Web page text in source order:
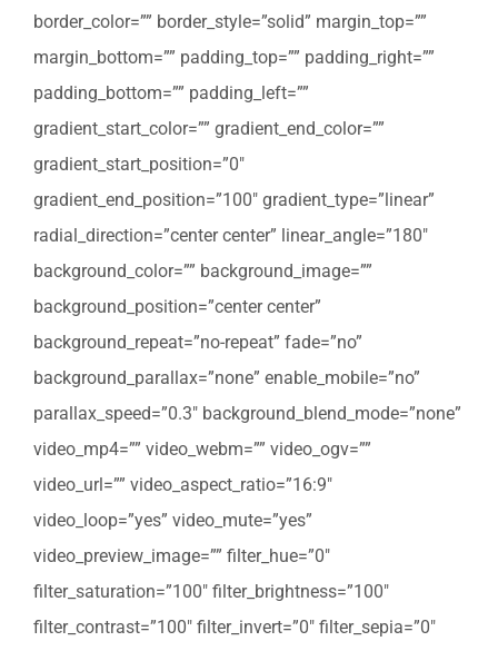
border_color=”” border_style=”solid” margin_top=””
margin_bottom=”” padding_top=”” padding_right=””
padding_bottom=”” padding_left=””
gradient_start_color=”” gradient_end_color=””
gradient_start_position=”0″
gradient_end_position=”100″ gradient_type=”linear”
radial_direction=”center center” linear_angle=”180″
background_color=”” background_image=””
background_position=”center center”
background_repeat=”no-repeat” fade=”no”
background_parallax=”none” enable_mobile=”no”
parallax_speed=”0.3″ background_blend_mode=”none”
video_mp4=”” video_webm=”” video_ogv=””
video_url=”” video_aspect_ratio=”16:9″
video_loop=”yes” video_mute=”yes”
video_preview_image=”” filter_hue=”0″
filter_saturation=”100″ filter_brightness=”100″
filter_contrast=”100″ filter_invert=”0″ filter_sepia=”0″